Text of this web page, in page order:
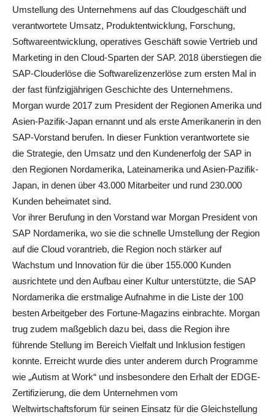
Umstellung des Unternehmens auf das Cloudgeschäft und
verantwortete Umsatz, Produktentwicklung, Forschung,
Softwareentwicklung, operatives Geschäft sowie Vertrieb und
Marketing in den Cloud-Sparten der SAP. 2018 überstiegen die
SAP-Clouderlöse die Softwarelizenzerlöse zum ersten Mal in
der fast fünfzigjährigen Geschichte des Unternehmens.
Morgan wurde 2017 zum President der Regionen Amerika und
Asien-Pazifik-Japan ernannt und als erste Amerikanerin in den
SAP-Vorstand berufen. In dieser Funktion verantwortete sie
die Strategie, den Umsatz und den Kundenerfolg der SAP in
den Regionen Nordamerika, Lateinamerika und Asien-Pazifik-
Japan, in denen über 43.000 Mitarbeiter und rund 230.000
Kunden beheimatet sind.
Vor ihrer Berufung in den Vorstand war Morgan President von
SAP Nordamerika, wo sie die schnelle Umstellung der Region
auf die Cloud vorantrieb, die Region noch stärker auf
Wachstum und Innovation für die über 155.000 Kunden
ausrichtete und den Aufbau einer Kultur unterstützte, die SAP
Nordamerika die erstmalige Aufnahme in die Liste der 100
besten Arbeitgeber des Fortune-Magazins einbrachte. Morgan
trug zudem maßgeblich dazu bei, dass die Region ihre
führende Stellung im Bereich Vielfalt und Inklusion festigen
konnte. Erreicht wurde dies unter anderem durch Programme
wie „Autism at Work“ und insbesondere den Erhalt der EDGE-
Zertifizierung, die dem Unternehmen vom
Weltwirtschaftsforum für seinen Einsatz für die Gleichstellung